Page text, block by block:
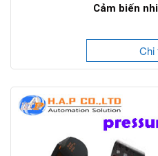
Cảm biến
Chi